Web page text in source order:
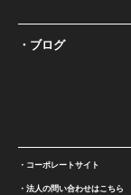
ブログ
コーポレートサイト
法人の問い合わせはこちら